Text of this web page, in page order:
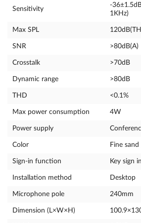
Sensitivity
-
1KHz)
Max SPL
SNR >80dB(A)
Crosstalk >70dB
Dynamic range >80dB
THD <0.1%
Max power consumption 4W
Power supply
Color Fine
Sign-in function Key sign in
Installation method Desktop
Microphone pole 240mm
Dimension (L×W×H)